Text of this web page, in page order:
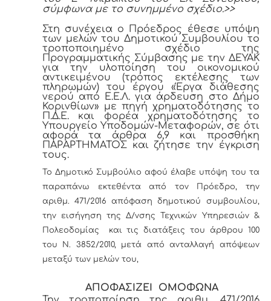
σύμφωνα με το συνημμένο σχέδιο.>>
Στη συνέχεια ο Πρόεδρος έθεσε υπόψη
των μελών του Δημοτικού Συμβουλίου το
τροποποιημένο σχέδιο της
Προγραμματικής Σύμβασης με την ΔΕΥΑΚ
για την υλοποίηση του οικονομικού
αντικειμένου (τρόπος εκτέλεσης των
πληρωμών) του έργου «Έργα διάθεσης
νερού από Ε.Ε.Λ. για άρδευση στο Δήμο
Κορινθίων» με πηγή χρηματοδότησης το
Π.Δ.Ε. και φορέα χρηματοδότησης το
Υπουργείο Υποδομών-Μεταφορών, σε ότι
αφορά τα άρθρα 6,9 και προσθήκη
ΠΑΡΑΡΤΗΜΑΤΟΣ και ζήτησε την έγκριση
τους.
Το Δημοτικό Συμβούλιο αφού έλαβε υπόψη του τα
παραπάνω εκτεθέντα από τον Πρόεδρο, την
αριθμ. 471/2016 απόφαση δημοτικού συμβουλίου,
την εισήγηση της Δ/νσης Τεχνικών Υπηρεσιών &
Πολεοδομίας και τις διατάξεις του άρθρου 100
του Ν. 3852/2010, μετά από ανταλλαγή απόψεων
μεταξύ των μελών του,
ΑΠΟΦΑΣΙΖΕΙ ΟΜΟΦΩΝΑ